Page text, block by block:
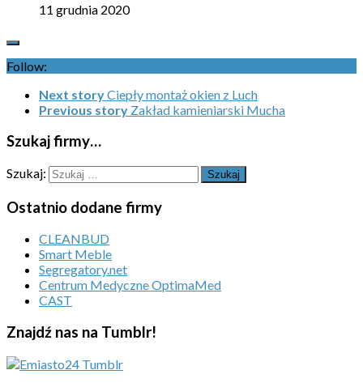
11 grudnia 2020
Follow:
Next storyCiepły montaż okien z Luch
Previous story Zakład kamieniarski Mucha
Szukaj firmy…
Szukaj:
Ostatnio dodane firmy
CLEANBUD
Smart Meble
Segregatory.net
Centrum Medyczne OptimaMed
CAST
Znajdź nas na Tumblr!